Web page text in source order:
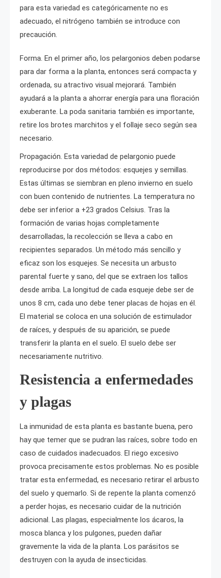
para esta variedad es categóricamente no es
adecuado, el nitrógeno también se introduce con
precaución.
Forma. En el primer año, los pelargonios deben podarse
para dar forma a la planta, entonces será compacta y
ordenada, su atractivo visual mejorará. También
ayudará a la planta a ahorrar energía para una floración
exuberante. La poda sanitaria también es importante,
retire los brotes marchitos y el follaje seco según sea
necesario.
Propagación. Esta variedad de pelargonio puede
reproducirse por dos métodos: esquejes y semillas.
Estas últimas se siembran en pleno invierno en suelo
con buen contenido de nutrientes. La temperatura no
debe ser inferior a +23 grados Celsius. Tras la
formación de varias hojas completamente
desarrolladas, la recolección se lleva a cabo en
recipientes separados. Un método más sencillo y
eficaz son los esquejes. Se necesita un arbusto
parental fuerte y sano, del que se extraen los tallos
desde arriba. La longitud de cada esqueje debe ser de
unos 8 cm, cada uno debe tener placas de hojas en él.
El material se coloca en una solución de estimulador
de raíces, y después de su aparición, se puede
transferir la planta en el suelo. El suelo debe ser
necesariamente nutritivo.
Resistencia a enfermedades
y plagas
La inmunidad de esta planta es bastante buena, pero
hay que temer que se pudran las raíces, sobre todo en
caso de cuidados inadecuados. El riego excesivo
provoca precisamente estos problemas. No es posible
tratar esta enfermedad, es necesario retirar el arbusto
del suelo y quemarlo. Si de repente la planta comenzó
a perder hojas, es necesario cuidar de la nutrición
adicional. Las plagas, especialmente los ácaros, la
mosca blanca y los pulgones, pueden dañar
gravemente la vida de la planta. Los parásitos se
destruyen con la ayuda de insecticidas.